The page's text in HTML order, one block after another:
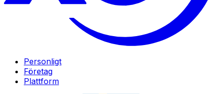
Personligt
Företag
Plattform